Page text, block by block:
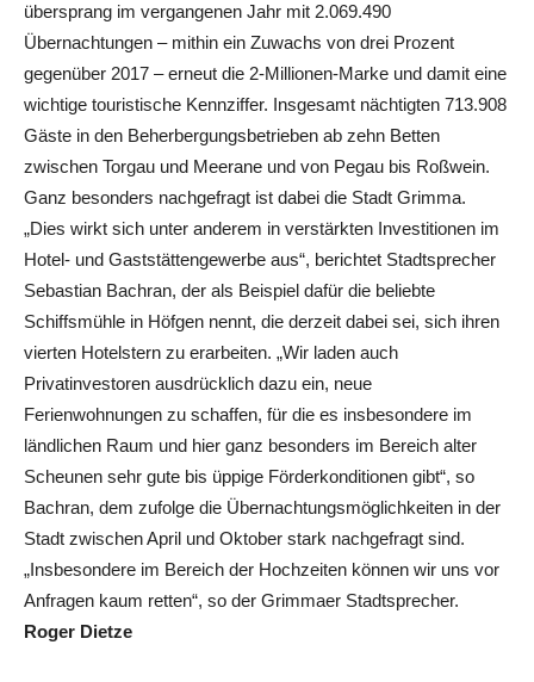
übersprang im vergangenen Jahr mit 2.069.490
Übernachtungen – mithin ein Zuwachs von drei Prozent
gegenüber 2017 – erneut die 2-Millionen-Marke und damit eine
wichtige touristische Kennziffer. Insgesamt nächtigten 713.908
Gäste in den Beherbergungsbetrieben ab zehn Betten
zwischen Torgau und Meerane und von Pegau bis Roßwein.
Ganz besonders nachgefragt ist dabei die Stadt Grimma.
„Dies wirkt sich unter anderem in verstärkten Investitionen im
Hotel- und Gaststättengewerbe aus“, berichtet Stadtsprecher
Sebastian Bachran, der als Beispiel dafür die beliebte
Schiffsmühle in Höfgen nennt, die derzeit dabei sei, sich ihren
vierten Hotelstern zu erarbeiten. „Wir laden auch
Privatinvestoren ausdrücklich dazu ein, neue
Ferienwohnungen zu schaffen, für die es insbesondere im
ländlichen Raum und hier ganz besonders im Bereich alter
Scheunen sehr gute bis üppige Förderkonditionen gibt“, so
Bachran, dem zufolge die Übernachtungsmöglichkeiten in der
Stadt zwischen April und Oktober stark nachgefragt sind.
„Insbesondere im Bereich der Hochzeiten können wir uns vor
Anfragen kaum retten“, so der Grimmaer Stadtsprecher.
Roger Dietze